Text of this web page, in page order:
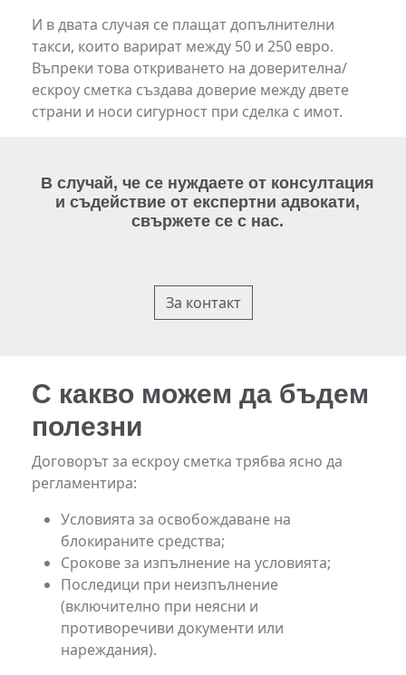
И в двата случая се плащат допълнителни
такси, които варират между 50 и 250 евро.
Въпреки това откриването на доверителна/
ескроу сметка създава доверие между двете
страни и носи сигурност при сделка с имот.
В случай, че се нуждаете от консултация
и съдействие от експертни адвокати,
свържете се с нас.
За контакт
С какво можем да бъдем
полезни
Договорът за ескроу сметка трябва ясно да
регламентира:
Условията за освобождаване на
блокираните средства;
Срокове за изпълнение на условията;
Последици при неизпълнение
(включително при неясни и
противоречиви документи или
нареждания).